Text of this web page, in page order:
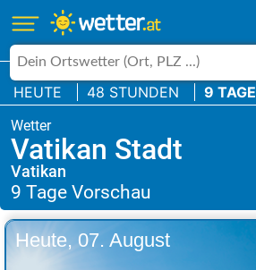
HEUTE 48 STUNDEN 9 TAGE
Vatikan Stadt
Vatikan
Heute, 07. August